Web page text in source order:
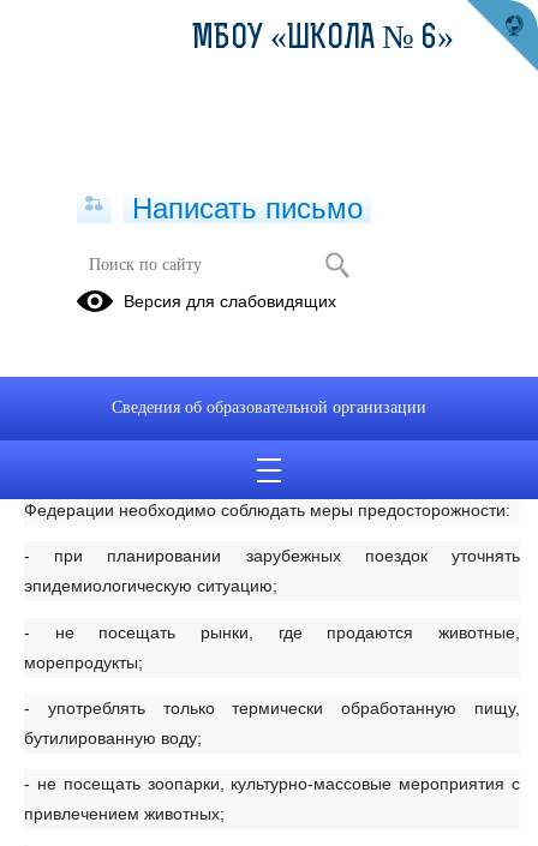
Профилактика коронавируса.
РЕКОМЕНДАЦИИ ГРАЖДАНАМ: ПРОФИЛАКТИКА
КОРОНАВИРУСА
заболеваний, вызванных новым коронавирусом в Российской
Федерации необходимо соблюдать меры предосторожности:
- при планировании зарубежных поездок уточнять
эпидемиологическую ситуацию;
- не посещать рынки, где продаются животные,
морепродукты;
- употреблять только термически обработанную пищу,
бутилированную воду;
- не посещать зоопарки, культурно-массовые мероприятия с
привлечением животных;
МБОУ «ШКОЛА № 6»
Написать письмо
Версия для слабовидящих
Сведения об образовательной организации